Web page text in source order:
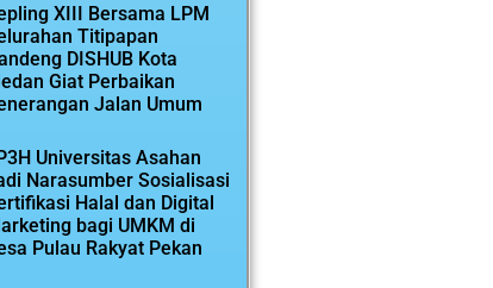
XIII Bersama LPM
Titipapan
DISHUB Kota
Giat Perbaikan
Jalan Umum
Universitas Asahan
Narasumber Sosialisasi
Halal dan Digital
bagi UMKM di
Pulau Rakyat Pekan